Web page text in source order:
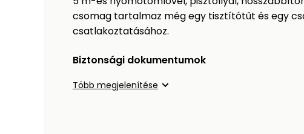
csomag tartalmaz még egy tisztítótűt és egy
csatlakoztatásához.
Biztonsági dokumentumok
Több megjelenítése